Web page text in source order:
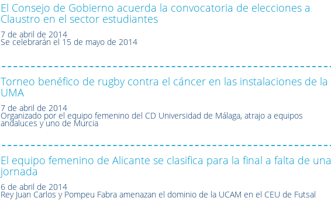
El Consejo de Gobierno acuerda la convocatoria de elecciones a
Claustro en el sector estudiantes
7 de abril de 2014
Se celebrarán el 15 de mayo de 2014
Torneo benéfico de rugby contra el cáncer en las instalaciones de la
UMA
7 de abril de 2014
Organizado por el equipo femenino del CD Universidad de Málaga, atrajo a equipos
andaluces y uno de Murcia
El equipo femenino de Alicante se clasifica para la final a falta de una
jornada
6 de abril de 2014
Rey Juan Carlos y Pompeu Fabra amenazan el dominio de la UCAM en el CEU de Futsal